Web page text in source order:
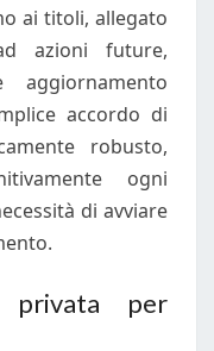
ai titoli, allegato
azioni future,
accordo di
robusto,
ogni
di avviare
privata per